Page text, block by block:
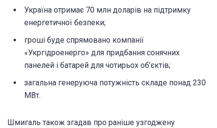
Україна отримає 70 млн доларів на підтримку
енергетичної безпеки;
гроші буде спрямовано компанії
«Укргідроенерго» для придбання сонячних
панелей і батарей для чотирьох об’єктів;
загальна генеруюча потужність складе понад 230
МВт.
Шмигаль також згадав про раніше узгоджену